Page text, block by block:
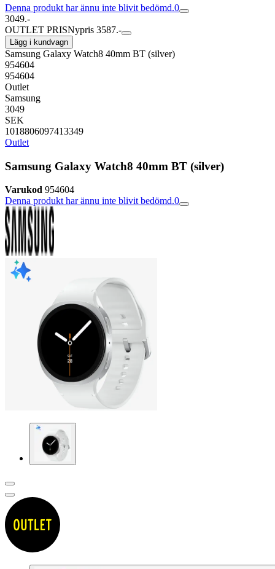
Denna produkt har ännu inte blivit bedömd.0
3049.-
OUTLET PRISNypris 3587.-
Lägg i kundvagn
Samsung Galaxy Watch8 40mm BT (silver)
954604
954604
Outlet
Samsung
3049
SEK
1018806097413349
Outlet
Samsung Galaxy Watch8 40mm BT (silver)
Varukod 954604
Denna produkt har ännu inte blivit bedömd.0